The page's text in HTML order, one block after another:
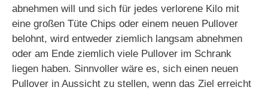
abnehmen will und sich für jedes verlorene Kilo mit
eine großen Tüte Chips oder einem neuen Pullover
belohnt, wird entweder ziemlich langsam abnehmen
oder am Ende ziemlich viele Pullover im Schrank
liegen haben. Sinnvoller wäre es, sich einen neuen
Pullover in Aussicht zu stellen, wenn das Ziel erreicht